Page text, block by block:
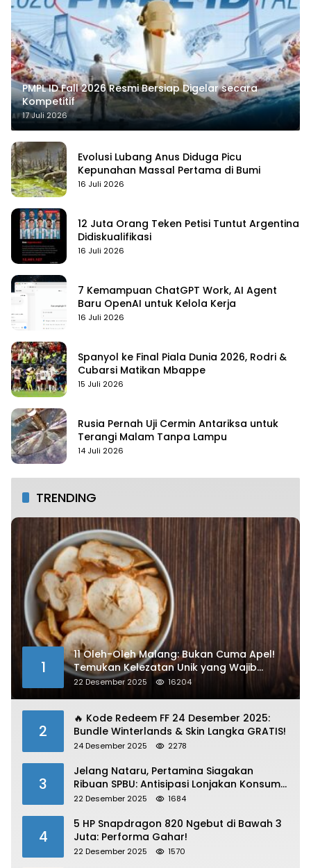
PMPL ID Fall 2026 Resmi Bersiap Digelar secara
Kompetitif
17 Juli 2026
Evolusi Lubang Anus Diduga Picu
Kepunahan Massal Pertama di Bumi
16 Juli 2026
12 Juta Orang Teken Petisi Tuntut Argentina
Didiskualifikasi
16 Juli 2026
7 Kemampuan ChatGPT Work, AI Agent
Baru OpenAI untuk Kelola Kerja
16 Juli 2026
Spanyol ke Final Piala Dunia 2026, Rodri &
Cubarsi Matikan Mbappe
15 Juli 2026
Rusia Pernah Uji Cermin Antariksa untuk
Terangi Malam Tanpa Lampu
14 Juli 2026
TRENDING
1
11 Oleh-Oleh Malang: Bukan Cuma Apel!
Temukan Kelezatan Unik yang Wajib
Dibawa
22 Desember 2025 16204
2
🔥 Kode Redeem FF 24 Desember 2025:
Bundle Winterlands & Skin Langka GRATIS!
24 Desember 2025 2278
3
Jelang Nataru, Pertamina Siagakan
Ribuan SPBU: Antisipasi Lonjakan Konsumsi
BBM dan LPG!
22 Desember 2025 1684
4
5 HP Snapdragon 820 Ngebut di Bawah 3
Juta: Performa Gahar!
22 Desember 2025 1570